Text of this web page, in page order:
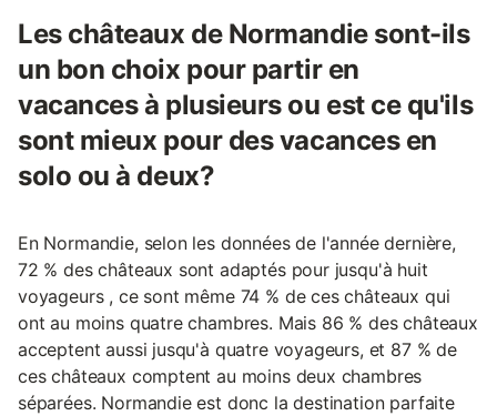
Les châteaux de Normandie sont-ils
un bon choix pour partir en
vacances à plusieurs ou est ce qu'ils
sont mieux pour des vacances en
solo ou à deux?
En Normandie, selon les données de l'année dernière,
72 % des châteaux sont adaptés pour jusqu'à huit
voyageurs , ce sont même 74 % de ces châteaux qui
ont au moins quatre chambres. Mais 86 % des châteaux
acceptent aussi jusqu'à quatre voyageurs, et 87 % de
ces châteaux comptent au moins deux chambres
séparées. Normandie est donc la destination parfaite